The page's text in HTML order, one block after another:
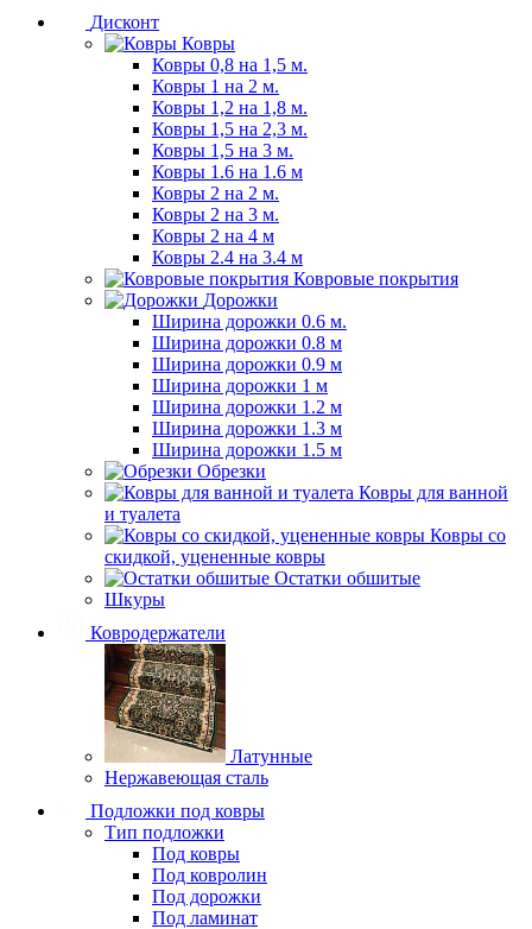
Дисконт
Ковры
Ковры 0,8 на 1,5 м.
Ковры 1 на 2 м.
Ковры 1,2 на 1,8 м.
Ковры 1,5 на 2,3 м.
Ковры 1,5 на 3 м.
Ковры 1.6 на 1.6 м
Ковры 2 на 2 м.
Ковры 2 на 3 м.
Ковры 2 на 4 м
Ковры 2.4 на 3.4 м
Ковровые покрытия
Дорожки
Ширина дорожки 0.6 м.
Ширина дорожки 0.8 м
Ширина дорожки 0.9 м
Ширина дорожки 1 м
Ширина дорожки 1.2 м
Ширина дорожки 1.3 м
Ширина дорожки 1.5 м
Обрезки
Ковры для ванной
и туалета
Ковры со
скидкой, уцененные ковры
Остатки обшитые
Шкуры
Ковродержатели
Латунные
Нержавеющая сталь
Подложки под ковры
Тип подложки
Под ковры
Под ковролин
Под дорожки
Под ламинат